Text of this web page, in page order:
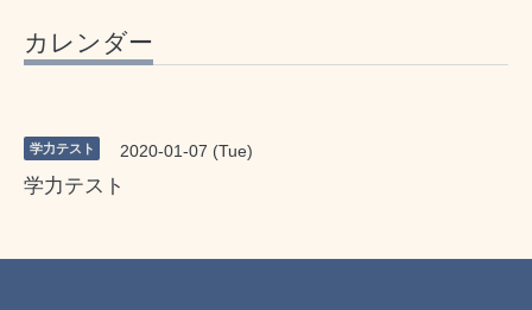
カレンダー
学力テスト 2020-01-07 (Tue)
学力テスト